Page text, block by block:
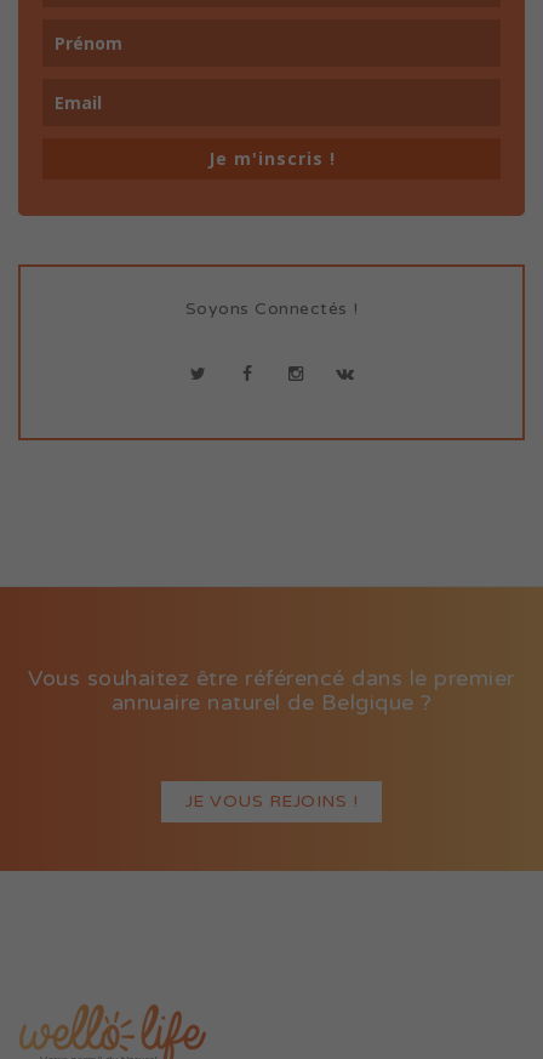
Je m'inscris !
Soyons Connectés !
Vous souhaitez être référencé dans le premier
annuaire naturel de Belgique ?
JE VOUS REJOINS !